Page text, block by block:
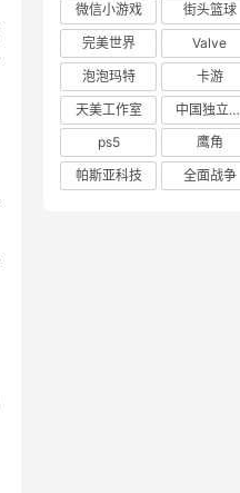
微信小游戏
街头篮球
完美世界
Valve
泡泡玛特
卡游
天美工作室
中国独立游戏联盟
ps5
鹰角
帕斯亚科技
全面战争